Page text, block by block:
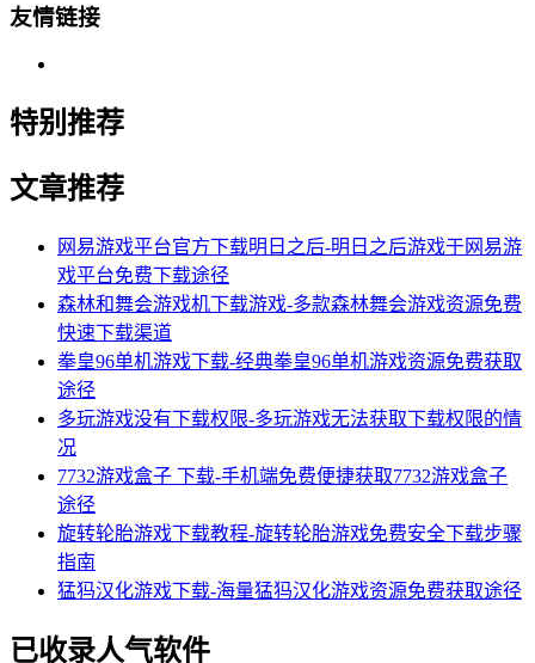
友情链接
特别推荐
文章推荐
网易游戏平台官方下载明日之后-明日之后游戏于网易游
戏平台免费下载途径
森林和舞会游戏机下载游戏-多款森林舞会游戏资源免费
快速下载渠道
拳皇96单机游戏下载-经典拳皇96单机游戏资源免费获取
途径
多玩游戏没有下载权限-多玩游戏无法获取下载权限的情
况
7732游戏盒子 下载-手机端免费便捷获取7732游戏盒子
途径
旋转轮胎游戏下载教程-旋转轮胎游戏免费安全下载步骤
指南
猛犸汉化游戏下载-海量猛犸汉化游戏资源免费获取途径
已收录人气软件